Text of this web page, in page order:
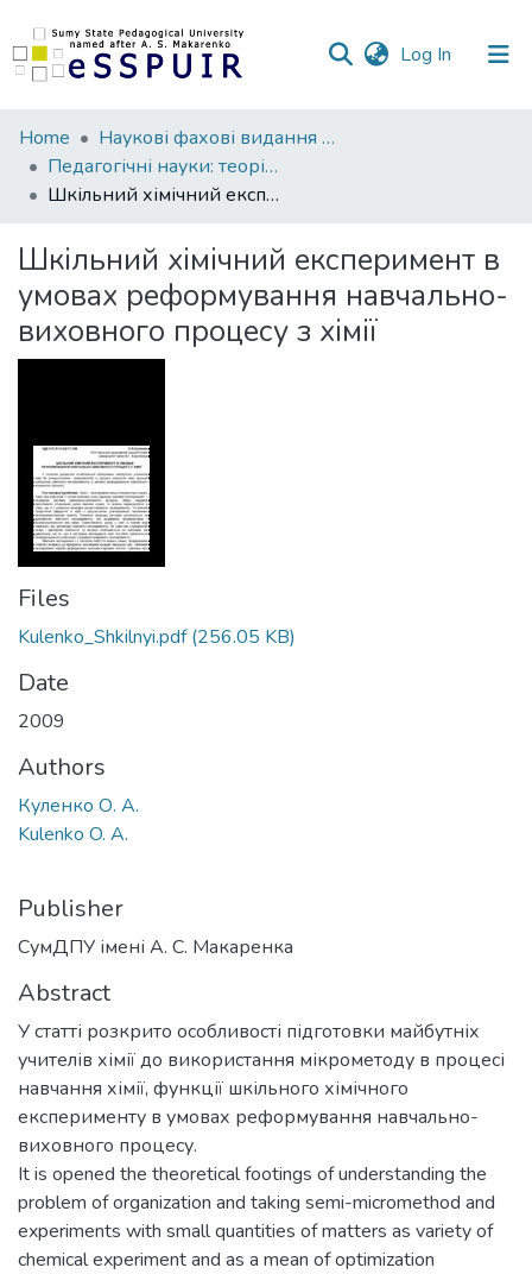
Log In (current)
Communities
&
Collections
Statistics
Home
Наукові фахові видання СумДПУ
Педагогічні науки: теорія, історія, інноваційні технології
Шкільний хімічний експеримент в умовах реформування навчально-виховного процесу з хімії
Шкільний хімічний експеримент в
умовах реформування навчально-
виховного процесу з хімії
Files
Kulenko_Shkilnyi.pdf(256.05 KB)
Date
2009
Authors
Куленко О. А.
Kulenko O. A.
Publisher
СумДПУ імені А. С. Макаренка
Abstract
У статті розкрито особливості підготовки майбутніх
учителів хімії до використання мікрометоду в процесі
навчання хімії, функції шкільного хімічного
експерименту в умовах реформування навчально-
виховного процесу.
It is opened the theoretical footings of understanding the
problem of organization and taking semi-micromethod and
experiments with small quantities of matters as variety of
chemical experiment and as a mean of optimization